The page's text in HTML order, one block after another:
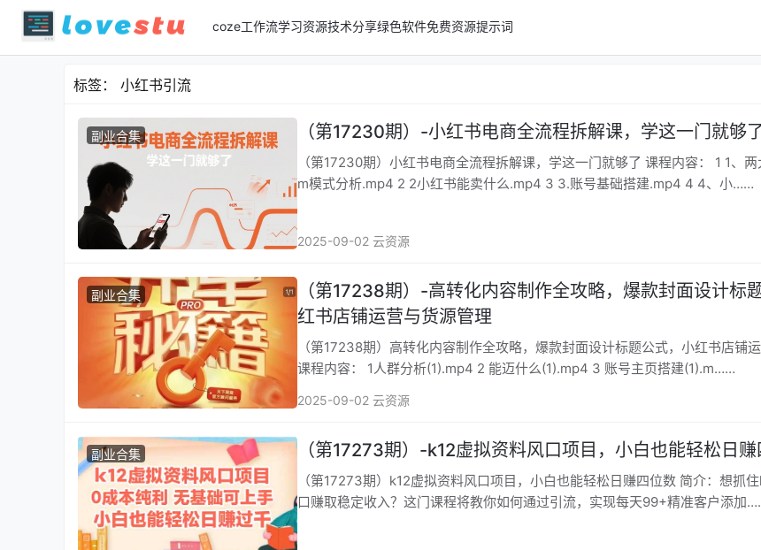
coze工作流学习资源技术分享绿色软件免费资源提示词
标签： 小红书引流
副业合集 （第17230期）-小红书电商全流程拆解课，学这一门就够
（第17230期）小红书电商全流程拆解课，学这一门就够了 课程内容： 1 1、两大潜力平台挣
m模式分析.mp4 2 2小红书能卖什么.mp4 3 3.账号基础搭建.mp4 4 4、小……
2025-09-02 云资源
副业合集
（第17238期）-高转化内容制作全攻略，爆款封面设计标
红书店铺运营与货源管理
（第17238期）高转化内容制作全攻略，爆款封面设计标题公式，小红书店铺
课程内容： 1人群分析(1).mp4 2 能迈什么(1).mp4 3 账号主页搭建(1).m……
2025-09-02 云资源
副业合集 （第17273期）-k12虚拟资料风口项目，小白也能轻松日
（第17273期）k12虚拟资料风口项目，小白也能轻松日赚四位数 简介：想抓住k12赛道小风
口赚取稳定收入？这门课程将教你如何通过引流，实现每天99+精准客户添加